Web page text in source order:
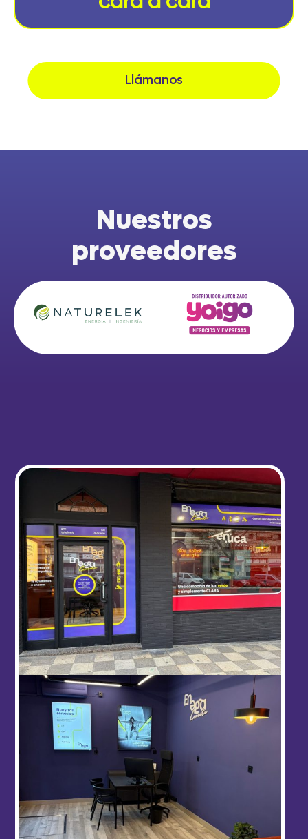
Llámanos
Nuestros
proveedores